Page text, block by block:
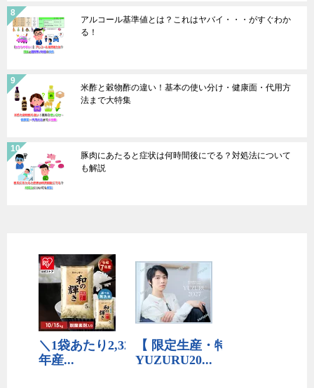
アルコール基準値とは？これはヤバイ・・・がすぐわか
る！
米酢と穀物酢の違い！基本の使い分け・健康面・代用方
法まで大特集
豚肉にあたると症状は何時間後にでる？対処法について
も解説